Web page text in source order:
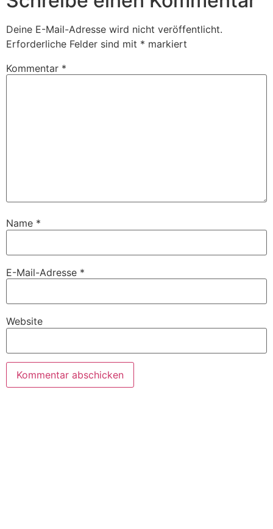
Deine E-Mail-Adresse wird nicht veröffentlicht.
Erforderliche Felder sind mit * markiert
Kommentar *
Name *
E-Mail-Adresse *
Website